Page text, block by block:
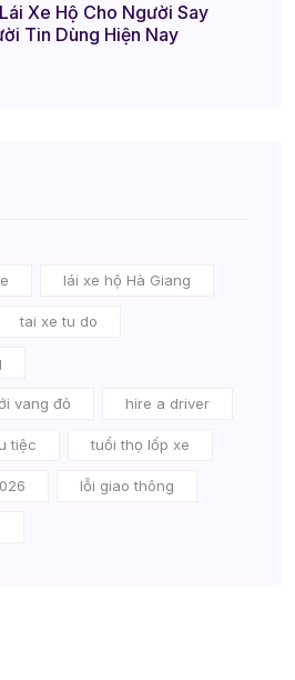
Xe Hộ Cho Người Say
Tin Dùng Hiện Nay
lái xe hộ Hà Giang
tai xe tu do
vang đỏ hire a driver
tiệc tuổi thọ lốp xe
lỗi giao thông